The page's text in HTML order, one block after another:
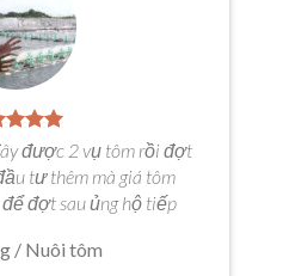
được 2 vụ tôm rồi đợt
tư thêm mà giá tôm
đợt sau ủng hộ tiếp
/ Nuôi tôm